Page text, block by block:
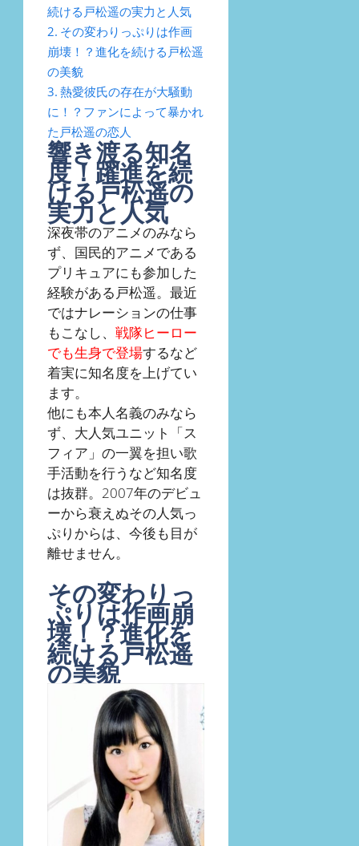
続ける戸松遥の実力と人気
その変わりっぷりは作画
崩壊！？進化を続ける戸松遥
の美貌
熱愛彼氏の存在が大騒動
に！？ファンによって暴かれ
た戸松遥の恋人
響き渡る知名
度！躍進を続
ける戸松遥の
実力と人気
深夜帯のアニメのみなら
ず、国民的アニメである
プリキュアにも参加した
経験がある戸松遥。最近
ではナレーションの仕事
もこなし、 戦隊ヒーロー
でも生身で登場するなど
着実に知名度を上げてい
ます。
他にも本人名義のみなら
ず、大人気ユニット「ス
フィア」の一翼を担い歌
手活動を行うなど知名度
は抜群。2007年のデビュ
ーから衰えぬその人気っ
ぷりからは、今後も目が
離せません。
その変わりっ
ぷりは作画崩
壊！？進化を
続ける戸松遥
の美貌